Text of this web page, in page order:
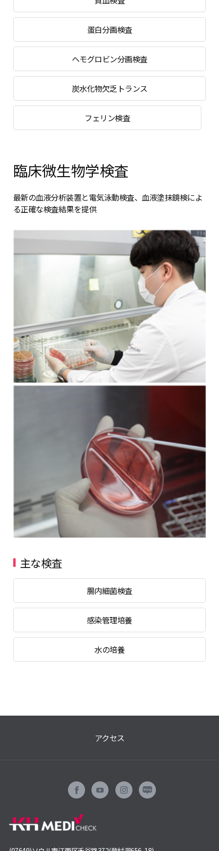
蛋白分画検査
ヘモグロビン分画検査
炭水化物欠乏トランス
フェリン検査
臨床微生物学検査
最新の血液分析装置と電気泳動検査、血液塗抹鏡検によ
る正確な検査結果を提供
主な検査
腸内細菌検査
感染管理培養
水の培養
アクセス